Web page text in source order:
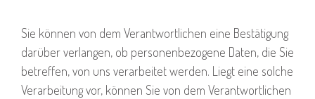
Sie können von dem Verantwortlichen eine Bestätigung
darüber verlangen, ob personenbezogene Daten, die Sie
betreffen, von uns verarbeitet werden. Liegt eine solche
Verarbeitung vor, können Sie von dem Verantwortlichen